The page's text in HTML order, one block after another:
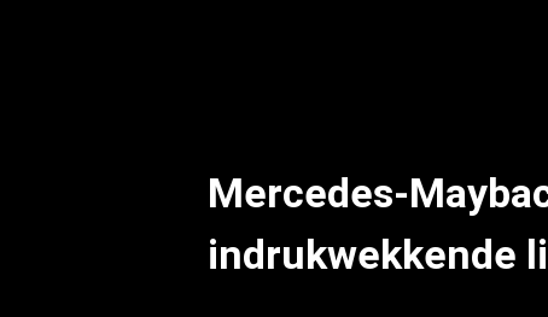
Mercedes-
indrukwekkende